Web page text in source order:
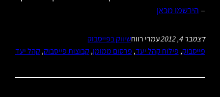
– הירשמו מכאן
דצמבר 4, 2012 עמרי רווחשיווק בפייסבוק
פייסבוק, פילוח קהל יעד, פרסום ממומן, קבוצות פייסבוק, קהל יעד